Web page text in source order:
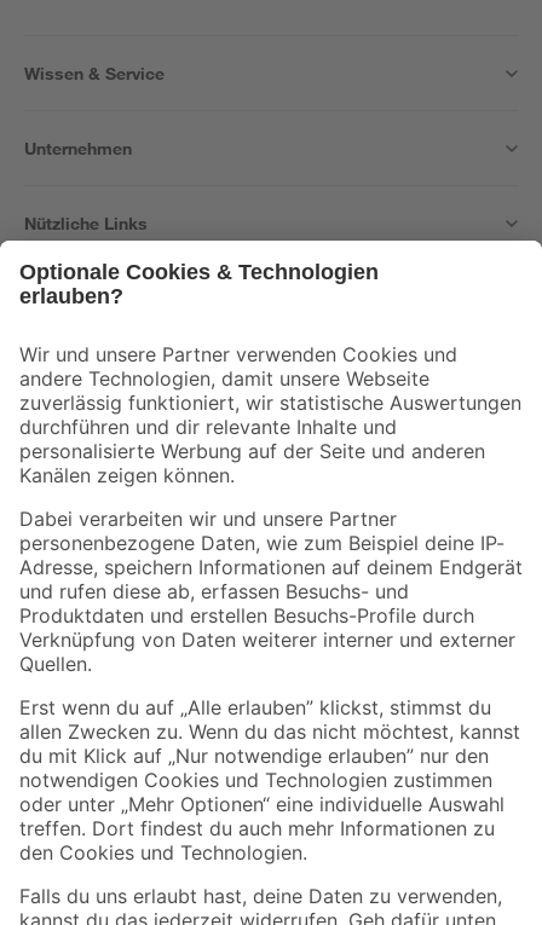
Wissen & Service
Unternehmen
Nützliche Links
Der toom Newsletter: Keine Angebote und Aktionen mehr verpassen!
Zur Newsletter Anmeldung
Folge uns
Zahlungsarten Versandarten
Sicher einkaufen
Jetzt die toom-App herunterladen